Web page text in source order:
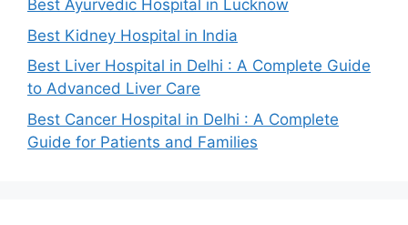
Best Ayurvedic Hospital in Lucknow
Best Kidney Hospital in India
Best Liver Hospital in Delhi : A Complete Guide
to Advanced Liver Care
Best Cancer Hospital in Delhi : A Complete
Guide for Patients and Families